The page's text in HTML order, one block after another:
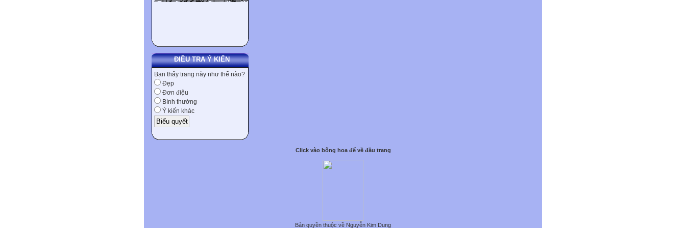
ĐIỀU TRA Ý KIẾN
Bạn thấy trang này như thế nào?
Đẹp
Đơn điệu
Bình thường
Ý kiến khác
Click vào bông hoa để về đầu trang
Bản quyền thuộc về Nguyễn Kim Dung